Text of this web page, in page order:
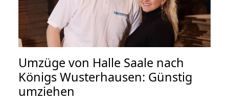
Umzüge von Halle Saale nach
Königs Wusterhausen: Günstig
umziehen